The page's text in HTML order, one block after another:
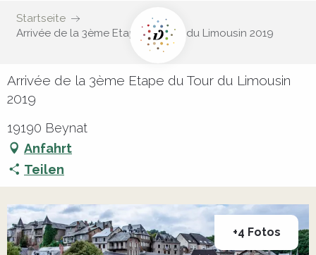
Startseite
Arrivée de la 3ème Etape du Tour du Limousin 2019
Arrivée de la 3ème Etape du Tour du Limousin
2019
19190 Beynat
Anfahrt
Teilen
+4 Fotos